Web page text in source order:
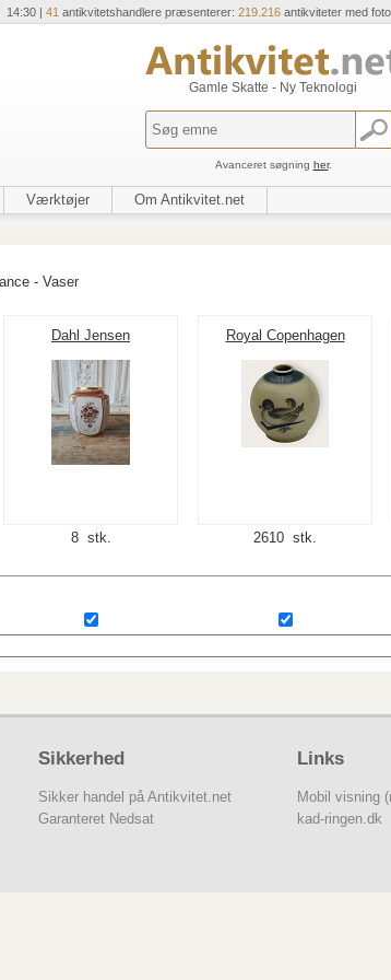
14:30 | 41 antikvitetshandlere præsenterer: 219.216 antikviteter med foto.
Gamle Skatte - Ny Teknologi
Avanceret søgning her.
Værktøjer Om Antikvitet.net
- Vaser
Dahl Jensen Royal Copenhagen
8 stk. 2610 stk.
Sikkerhed
Sikker handel på Antikvitet.net
Garanteret Nedsat
Links
Mobil visning
kad-ringen.dk